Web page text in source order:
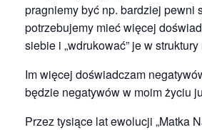
pragniemy być np. bardziej pewni
potrzebujemy mieć więcej
siebie i „wdrukować” je w
Im więcej doświadczam
będzie negatywów w moim życiu
Przez tysiące lat ewolucji „Matka